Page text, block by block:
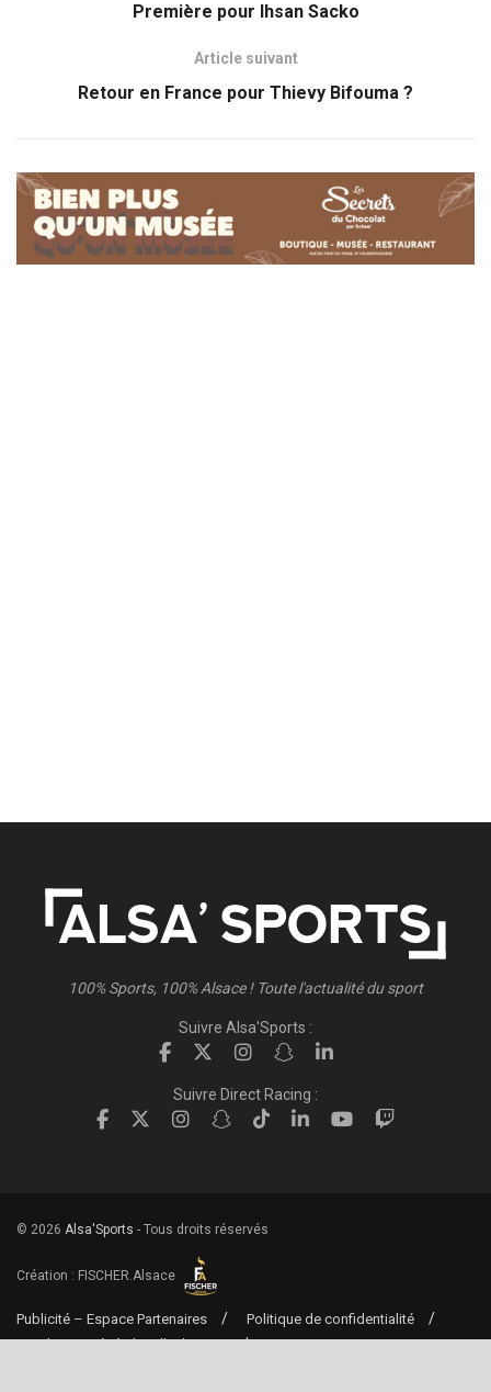
Première pour Ihsan Sacko
Article suivant
Retour en France pour Thievy Bifouma ?
100% Sports, 100% Alsace ! Toute l'actualité du sport
Suivre Alsa'Sports :
Suivre Direct Racing :
© 2026 Alsa'Sports - Tous droits réservés
Création : FISCHER.Alsace
Publicité – Espace Partenaires
Politique de confidentialité
Conditions générales d’utilisation